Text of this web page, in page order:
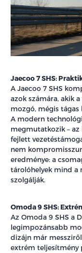
Jaecoo 7 SHS:
A Jaecoo 7 SHS
azok számára, akik
mozgó, mégis tágas
A modern
megmutatkozik –
fejlett
nem
eredménye: a
tárolóhelyek mind a
szolgálják.
Omoda 9 SHS:
Az Omoda 9 SHS a
legimpozánsabb
dizájn már
extrém teljesítmény